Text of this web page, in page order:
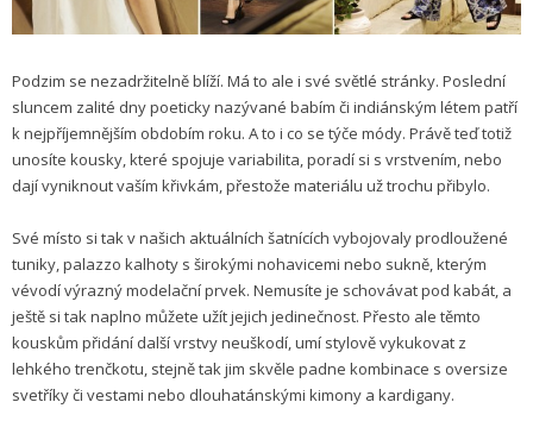
Podzim se nezadržitelně blíží. Má to ale i své světlé stránky. Poslední
sluncem zalité dny poeticky nazývané babím či indiánským létem patří
k nejpříjemnějším obdobím roku. A to i co se týče módy. Právě teď totiž
unosíte kousky, které spojuje variabilita, poradí si s vrstvením, nebo
dají vyniknout vaším křivkám, přestože materiálu už trochu přibylo.
Své místo si tak v našich aktuálních šatnících vybojovaly prodloužené
tuniky, palazzo kalhoty s širokými nohavicemi nebo sukně, kterým
vévodí výrazný modelační prvek. Nemusíte je schovávat pod kabát, a
ještě si tak naplno můžete užít jejich jedinečnost. Přesto ale těmto
kouskům přidání další vrstvy neuškodí, umí stylově vykukovat z
lehkého trenčkotu, stejně tak jim skvěle padne kombinace s oversize
svetříky či vestami nebo dlouhatánskými kimony a kardigany.